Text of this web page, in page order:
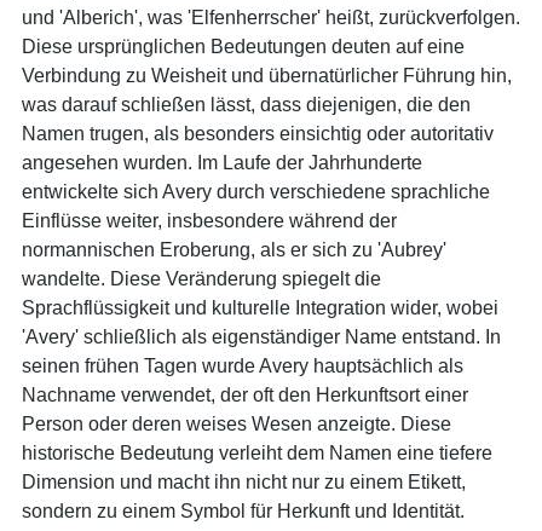
und 'Alberich', was 'Elfenherrscher' heißt, zurückverfolgen.
Diese ursprünglichen Bedeutungen deuten auf eine
Verbindung zu Weisheit und übernatürlicher Führung hin,
was darauf schließen lässt, dass diejenigen, die den
Namen trugen, als besonders einsichtig oder autoritativ
angesehen wurden. Im Laufe der Jahrhunderte
entwickelte sich Avery durch verschiedene sprachliche
Einflüsse weiter, insbesondere während der
normannischen Eroberung, als er sich zu 'Aubrey'
wandelte. Diese Veränderung spiegelt die
Sprachflüssigkeit und kulturelle Integration wider, wobei
'Avery' schließlich als eigenständiger Name entstand. In
seinen frühen Tagen wurde Avery hauptsächlich als
Nachname verwendet, der oft den Herkunftsort einer
Person oder deren weises Wesen anzeigte. Diese
historische Bedeutung verleiht dem Namen eine tiefere
Dimension und macht ihn nicht nur zu einem Etikett,
sondern zu einem Symbol für Herkunft und Identität.